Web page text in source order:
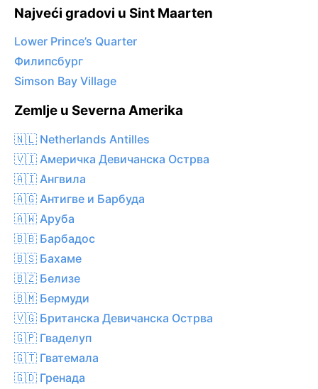
Najveći gradovi u Sint Maarten
Lower Prince’s Quarter
Филипсбург
Simson Bay Village
Zemlje u Severna Amerika
🇳🇱 Netherlands Antilles
🇻🇮 Америчка Девичанска Острва
🇦🇮 Ангвила
🇦🇬 Антигве и Барбуда
🇦🇼 Аруба
🇧🇧 Барбадос
🇧🇸 Бахаме
🇧🇿 Белизе
🇧🇲 Бермуди
🇻🇬 Британска Девичанска Острва
🇬🇵 Гваделуп
🇬🇹 Гватемала
🇬🇩 Гренада